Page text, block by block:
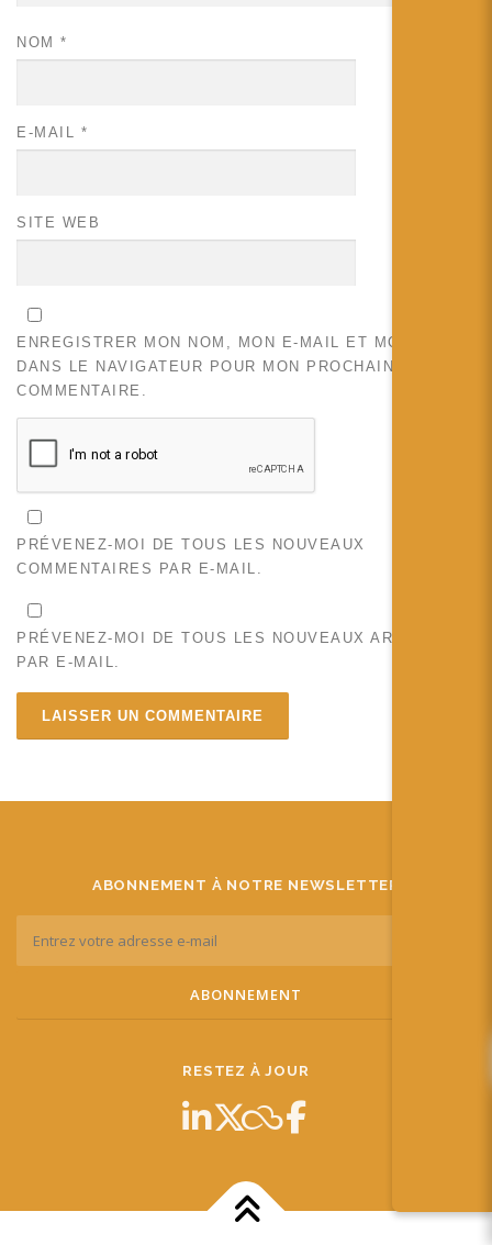
NOM *
E-MAIL *
SITE WEB
ENREGISTRER MON NOM, MON E-MAIL ET MON SITE
DANS LE NAVIGATEUR POUR MON PROCHAIN
COMMENTAIRE.
PRÉVENEZ-MOI DE TOUS LES NOUVEAUX
COMMENTAIRES PAR E-MAIL.
PRÉVENEZ-MOI DE TOUS LES NOUVEAUX ARTICLES
PAR E-MAIL.
ABONNEMENT À NOTRE NEWSLETTER
RESTEZ À JOUR